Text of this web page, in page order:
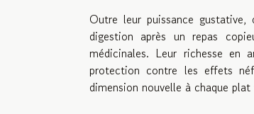
Outre leur puissance
digestion après un repas
médicinales. Leur richesse
protection contre les effets
dimension nouvelle à chaque